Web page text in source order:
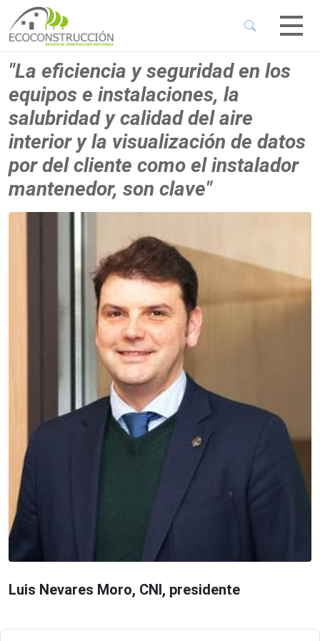
Menu
Menu
Menu
"La eficiencia y seguridad en los
equipos e instalaciones, la
salubridad y calidad del aire
interior y la visualización de datos
por del cliente como el instalador
mantenedor, son clave"
Luis Nevares Moro, CNI, presidente